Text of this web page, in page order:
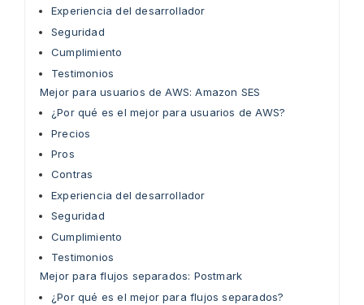
Experiencia del desarrollador
Seguridad
Cumplimiento
Testimonios
Mejor para usuarios de AWS: Amazon SES
¿Por qué es el mejor para usuarios de AWS?
Precios
Pros
Contras
Experiencia del desarrollador
Seguridad
Cumplimiento
Testimonios
Mejor para flujos separados: Postmark
¿Por qué es el mejor para flujos separados?